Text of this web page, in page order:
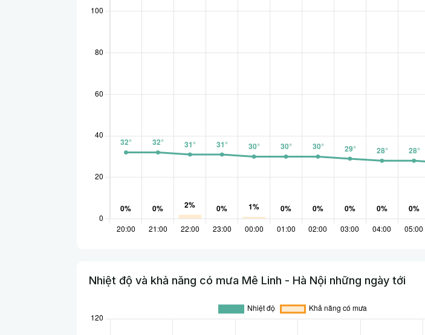
Nhiệt độ và khả năng có mưa Mê Linh - Hà Nội những ngày tới